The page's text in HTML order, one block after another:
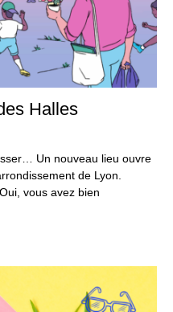
Halles
Un nouveau lieu ouvre
de Lyon.
vous avez bien